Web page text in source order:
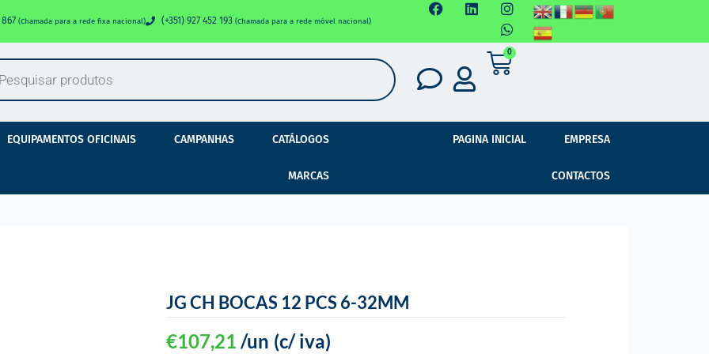
867 (Chamada para a rede fixa nacional) (+351) 927 452 193 (Chamada para a rede móvel nacional)
0
EQUIPAMENTOS OFICINAIS CAMPANHAS CATÁLOGOS
MARCAS
PAGINA INICIAL EMPRESA
CONTACTOS
JG CH BOCAS 12 PCS 6-32MM
€107,21 (c/ iva)
/un